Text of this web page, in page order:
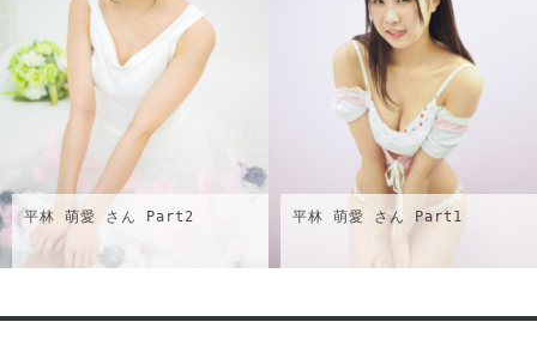
平林 萌愛 さん Part2 平林 萌愛 さん Part1